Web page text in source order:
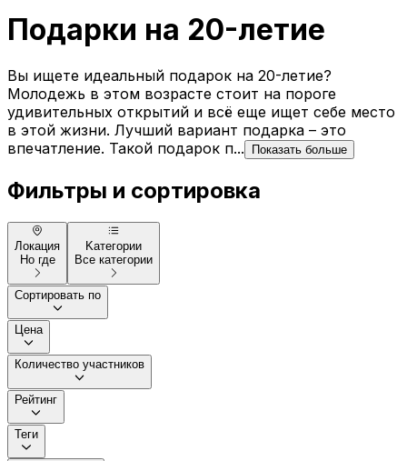
Подарки на 20-летие
Вы ищете идеальный подарок на 20-летие?
Молодежь в этом возрасте стоит на пороге
удивительных открытий и всё еще ищет себе место
в этой жизни. Лучший вариант подарка – это
впечатление. Такой подарок п...
Показать больше
Фильтры и сортировка
Локация
Но где
Kатегории
Все категории
Сортировать по
Цена
Количество участников
Рейтинг
Теги